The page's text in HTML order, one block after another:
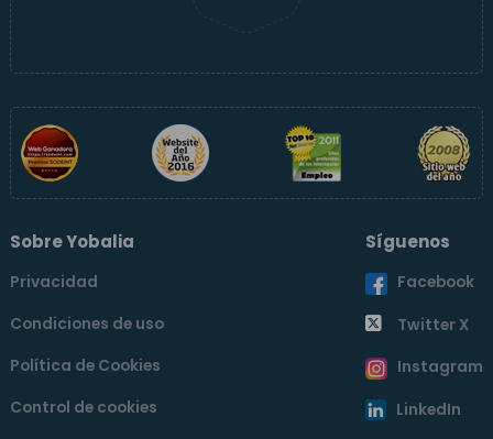
Sobre Yobalia
Privacidad
Condiciones de uso
Política de Cookies
Control de cookies
Síguenos
Facebook
Twitter X
Instagram
LinkedIn